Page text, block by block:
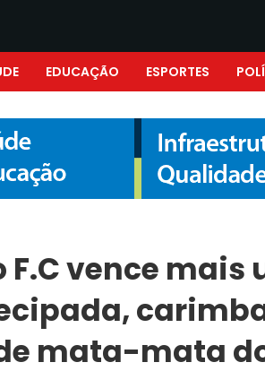
EDUCAÇÃO ESPORTES
F.C vence mais
mata-mata